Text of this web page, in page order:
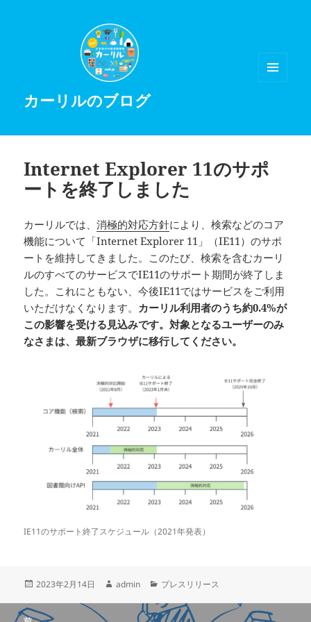
カーリルのブログ
Internet Explorer 11のサポ
ートを終了しました
カーリルでは、消極的対応方針により、検索などのコア
機能について「Internet Explorer 11」（IE11）のサポ
ートを維持してきました。このたび、検索を含むカーリ
ルのすべてのサービスでIE11のサポート期間が終了しま
した。これにともない、今後IE11ではサービスをご利用
いただけなくなります。 カーリル利用者のうち約0.4%が
この影響を受ける見込みです。対象となるユーザーのみ
なさまは、最新ブラウザに移行してください。
IE11のサポート終了スケジュール（2021年発表）
投
日:
2023年2月14日
作
admin
カ
ゴ
プレスリリース